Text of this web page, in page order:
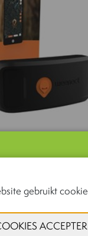
gebruikt